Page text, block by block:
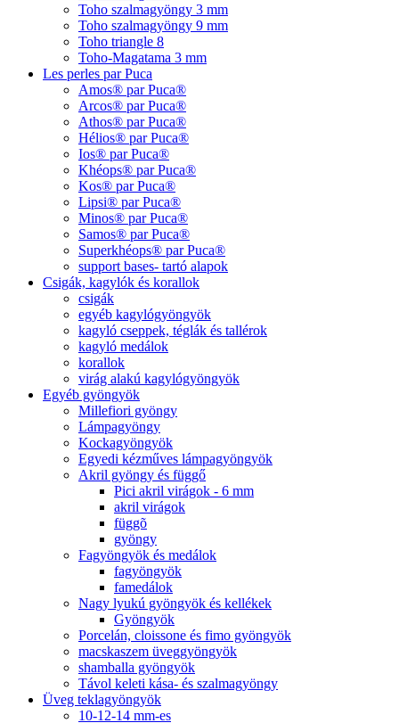
Toho szalmagyöngy 3 mm
Toho szalmagyöngy 9 mm
Toho triangle 8
Toho-Magatama 3 mm
Les perles par Puca
Amos® par Puca®
Arcos® par Puca®
Athos® par Puca®
Hélios® par Puca®
Ios® par Puca®
Khéops® par Puca®
Kos® par Puca®
Lipsi® par Puca®
Minos® par Puca®
Samos® par Puca®
Superkhéops® par Puca®
support bases- tartó alapok
Csigák, kagylók és korallok
csigák
egyéb kagylógyöngyök
kagyló cseppek, téglák és tallérok
kagyló medálok
korallok
virág alakú kagylógyöngyök
Egyéb gyöngyök
Millefiori gyöngy
Lámpagyöngy
Kockagyöngyök
Egyedi kézműves lámpagyöngyök
Akril gyöngy és függő
Pici akril virágok - 6 mm
akril virágok
függõ
gyöngy
Fagyöngyök és medálok
fagyöngyök
famedálok
Nagy lyukú gyöngyök és kellékek
Gyöngyök
Porcelán, cloissone és fimo gyöngyök
macskaszem üveggyöngyök
shamballa gyöngyök
Távol keleti kása- és szalmagyöngy
Üveg teklagyöngyök
10-12-14 mm-es